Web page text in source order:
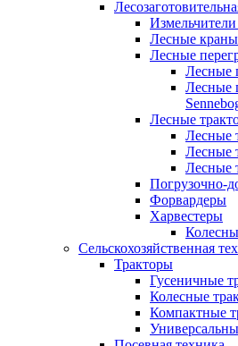
Лесные краны
Лесные
Лесные
Лесные
Лесные
Лесные
Лесные
Лесные
Погрузочно-
Форвардеры
Харвестеры
Сельскохозяйственная
Тракторы
Гусеничные
Колесные
Компактные